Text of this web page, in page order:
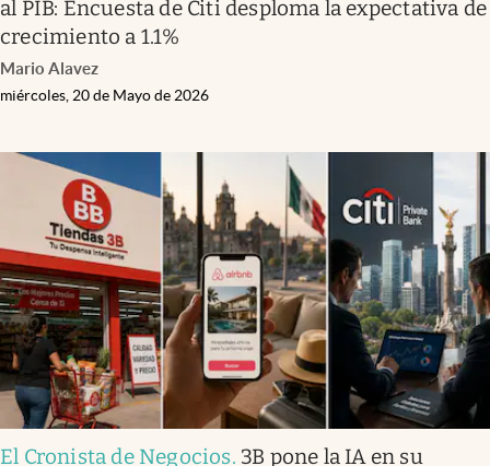
al PIB: Encuesta de Citi desploma la expectativa de
crecimiento a 1.1%
Mario Alavez
miércoles, 20 de Mayo de 2026
El Cronista de Negocios. 3B pone la IA en su